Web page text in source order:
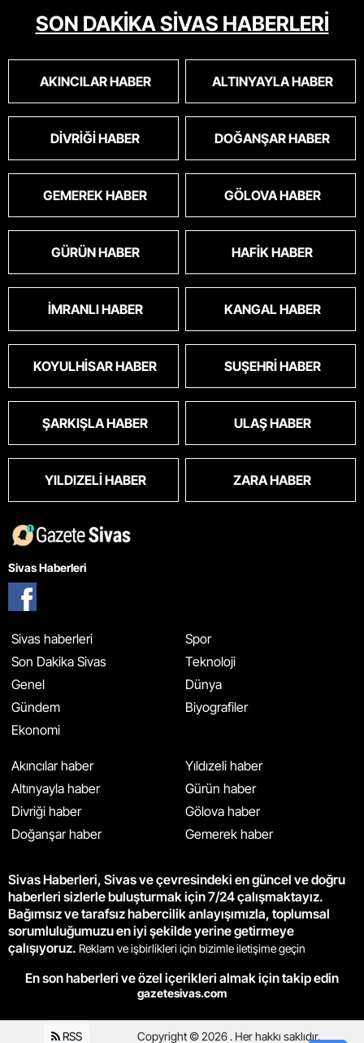
SON DAKİKA SİVAS HABERLERİ
AKINCILAR HABER ALTINYAYLA HABER
DIVRIĞI HABER DOĞANŞAR HABER
GEMEREK HABER GÖLOVA HABER
GÜRÜN HABER HAFIK HABER
İMRANLI HABER KANGAL HABER
KOYULHISAR HABER SUŞEHRI HABER
ŞARKIŞLA HABER ULAŞ HABER
YILDIZELI HABER ZARA HABER
Sivas Haberleri
Sivas haberleri
Son Dakika Sivas
Genel
Gündem
Ekonomi
Spor
Teknoloji
Dünya
Biyografiler
Akıncılar haber
Altınyayla haber
Divriği haber
Doğanşar haber
Yıldızeli haber
Gürün haber
Gölova haber
Gemerek haber
Sivas Haberleri, Sivas ve çevresindeki en güncel ve doğru
haberleri sizlerle buluşturmak için 7/24 çalışmaktayız.
Bağımsız ve tarafsız habercilik anlayışımızla, toplumsal
sorumluluğumuzu en iyi şekilde yerine getirmeye
çalışıyoruz. Reklam ve işbirlikleri için bizimle iletişime geçin
En son haberleri ve özel içerikleri almak için takip edin
gazetesivas.com
RSS Copyright © 2026 . Her hakkı saklıdır.